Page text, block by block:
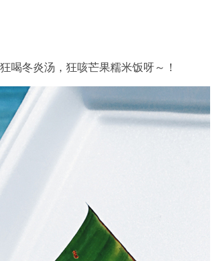
喝冬炎汤，狂咳芒果糯米饭呀～！